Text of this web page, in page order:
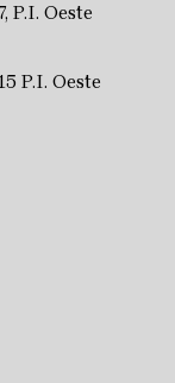
P.I. Oeste
P.I. Oeste